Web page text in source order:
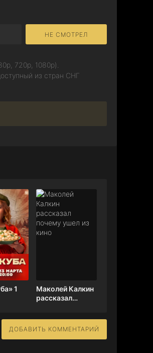
НЕ СМОТРЕЛ
720p, 1080p).
из стран СНГ
1
Маколей Калкин
рассказал
ДОБАВИТЬ КОММЕНТАРИЙ